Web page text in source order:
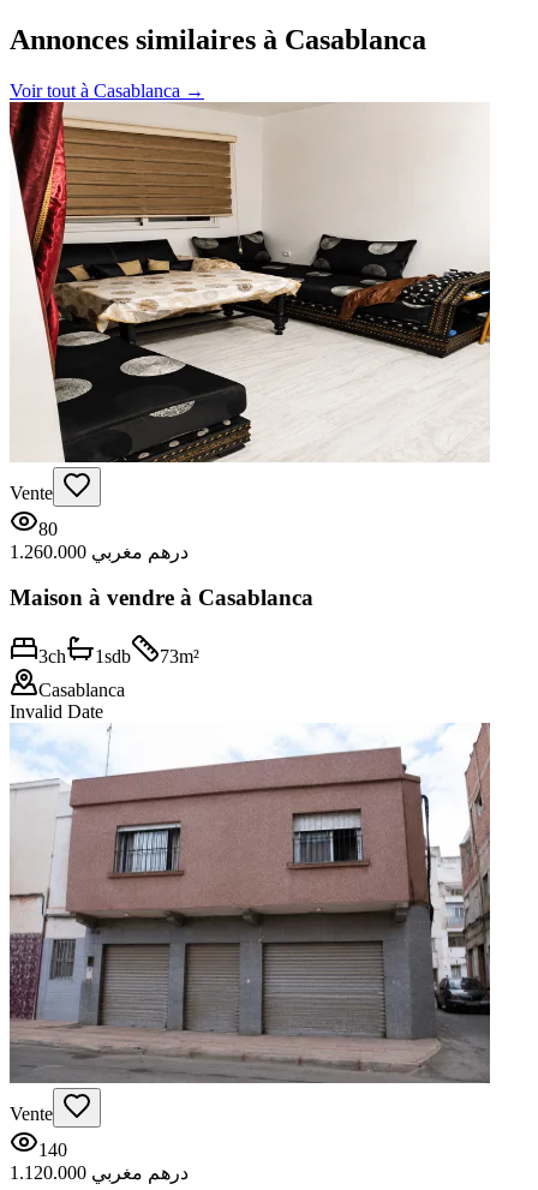
Annonces similaires à Casablanca
Voir tout à Casablanca →
Vente
80
1.260.000 درهم مغربي
Maison à vendre à Casablanca
3ch 1sdb 73m²
Casablanca
Invalid Date
Vente
140
1.120.000 درهم مغربي